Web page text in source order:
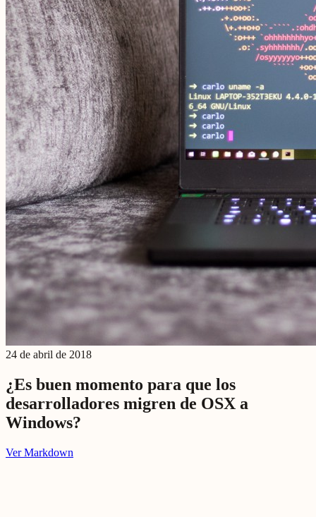
24 de abril de 2018
¿Es buen momento para que los
desarrolladores migren de OSX a
Windows?
Ver Markdown